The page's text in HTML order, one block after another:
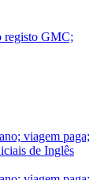
registo GMC;
viagem paga;
de Inglês